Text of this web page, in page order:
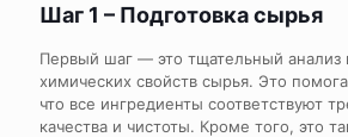
Шаг 1 – Подготовка сырья
Первый шаг — это тщательный анализ
химических свойств сырья. Это
что все ингредиенты соответствуют
качества и чистоты. Кроме того, это